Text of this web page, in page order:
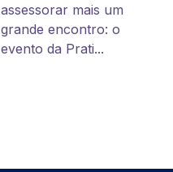
assessorar mais um
grande encontro: o
evento da Prati...